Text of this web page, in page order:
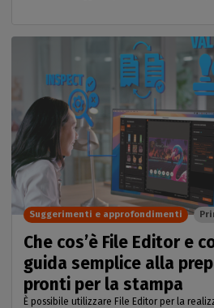
Che cos’è File Editor e
guida semplice alla
pronti per la stampa
È possibile utilizzare File Editor per la
Suggerimenti e approfondimenti